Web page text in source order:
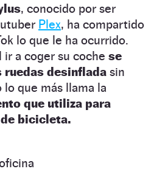
, conocido por ser
Plex, ha compartido
lo que le ha ocurrido.
ir a coger su coche se
ruedas desinflada sin
que más llama la
que utiliza para
bicicleta.